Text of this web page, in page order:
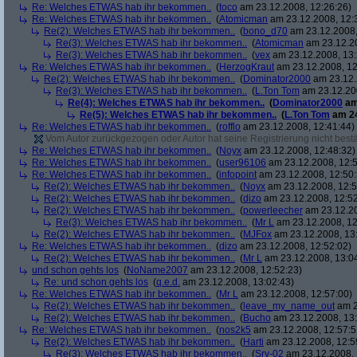
Re: Welches ETWAS hab ihr bekommen.. (toco am 23.12.2008, 12:26:26)
Re: Welches ETWAS hab ihr bekommen.. (Atomicman am 23.12.2008,
Re(2): Welches ETWAS hab ihr bekommen.. (bono_d70 am
Re(3): Welches ETWAS hab ihr bekommen.. (Atomicman am
Re(3): Welches ETWAS hab ihr bekommen.. (vex am 23.12.2008,
Re: Welches ETWAS hab ihr bekommen.. (HerzogKraut am 23.12.2008,
Re(2): Welches ETWAS hab ihr bekommen.. (Dominator2000 am
Re(3): Welches ETWAS hab ihr bekommen.. (L.Ton Tom am
Re(4): Welches ETWAS hab ihr bekommen.. (Dominator2000
Re(5): Welches ETWAS hab ihr bekommen.. (L.Ton Tom am
Re: Welches ETWAS hab ihr bekommen.. (rofflo am 23.12.2008, 12:41:44)
Vom Autor zurückgezogen oder Autor hat seine Registrierung nicht
Re: Welches ETWAS hab ihr bekommen.. (Noyx am 23.12.2008, 12:48:32)
Re: Welches ETWAS hab ihr bekommen.. (user96106 am 23.12.2008,
Re: Welches ETWAS hab ihr bekommen.. (infopoint am 23.12.2008,
Re(2): Welches ETWAS hab ihr bekommen.. (Noyx am 23.12.2008,
Re(2): Welches ETWAS hab ihr bekommen.. (dizo am 23.12.2008,
Re(2): Welches ETWAS hab ihr bekommen.. (powerleecher am
Re(3): Welches ETWAS hab ihr bekommen.. (Mr L am 23.12.2008,
Re(2): Welches ETWAS hab ihr bekommen.. (MJFox am 23.12.2008,
Re: Welches ETWAS hab ihr bekommen.. (dizo am 23.12.2008, 12:52:02)
Re(2): Welches ETWAS hab ihr bekommen.. (Mr L am 23.12.2008,
und schon gehts los (NoName2007 am 23.12.2008, 12:52:23)
Re: und schon gehts los (q.e.d. am 23.12.2008, 13:02:43)
Re: Welches ETWAS hab ihr bekommen.. (Mr L am 23.12.2008, 12:57:00)
Re(2): Welches ETWAS hab ihr bekommen.. ( leave_my_name_out am
Re(2): Welches ETWAS hab ihr bekommen.. (Bucho am 23.12.2008,
Re: Welches ETWAS hab ihr bekommen.. (nos2k5 am 23.12.2008,
Re(2): Welches ETWAS hab ihr bekommen.. (Harti am 23.12.2008,
Re(3): Welches ETWAS hab ihr bekommen.. (Srv-02 am 23.12.2008,